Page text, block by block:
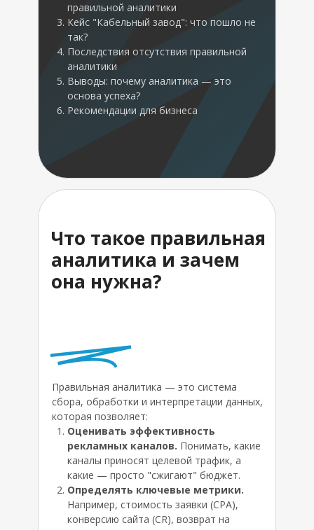
правильной аналитики
Кейс "Кабельный завод": что пошло не
так?
Последствия отсутствия правильной
аналитики
Выводы: почему аналитика — это
основа успеха?
Рекомендации для бизнеса
Что такое правильная
аналитика и зачем
она нужна?
Правильная аналитика — это система
сбора, обработки и интерпретации данных,
которая позволяет:
Оценивать эффективность
рекламных каналов. Понимать, какие
каналы приносят целевой трафик, а
какие — просто "сжигают" бюджет.
Определять ключевые метрики.
Например, стоимость заявки (CPA),
конверсию сайта (CR), возврат на